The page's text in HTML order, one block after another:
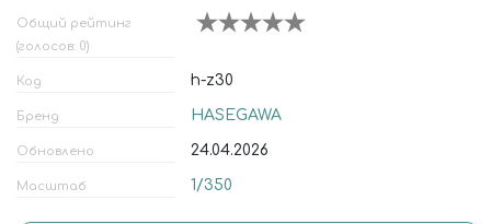
Общий рейтинг
(голосов: 0)
Код h-z30
Бренд HASEGAWA
Обновлено 24.04.2026
Масштаб 1/350